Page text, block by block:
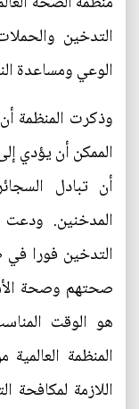
التدخين
الوعي ومساعدة
وذكرت المنظمة
الممكن أن يؤدي
أن تبادل
المدخنين. ودعت
التدخين فورا
صحتهم وصحة
هو الوقت
المنظمة
اللازمة لمكافحة